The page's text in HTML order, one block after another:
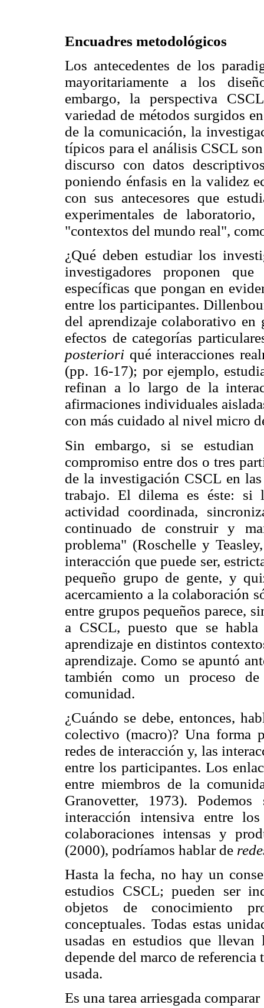
Encuadres metodológicos
Los antecedentes de los
mayoritariamente a los
embargo, la perspectiva
variedad de métodos surgidos
de la comunicación, la
típicos para el análisis CSCL
discurso con datos
poniendo énfasis en la validez
con sus antecesores que
experimentales de
"contextos del mundo real",
¿Qué deben estudiar los
investigadores proponen
específicas que pongan en
entre los participantes.
del aprendizaje colaborativo en
efectos de categorías
posteriori qué interacciones
(pp. 16-17); por ejemplo,
refinan a lo largo de la
afirmaciones individuales
con más cuidado al nivel micro
Sin embargo, si se
compromiso entre dos o tres
de la investigación CSCL en
trabajo. El dilema es éste: si
actividad coordinada,
continuado de construir y
problema" (Roschelle y
interacción que puede ser,
pequeño grupo de gente, y
acercamiento a la colaboración
entre grupos pequeños parece,
a CSCL, puesto que se
aprendizaje en distintos
aprendizaje. Como se apuntó
también como un proceso
comunidad.
¿Cuándo se debe, entonces,
colectivo (macro)? Una forma
redes de interacción y, las
entre los participantes. Los
entre miembros de la
Granovetter, 1973).
interacción intensiva entre
colaboraciones intensas y
(2000), podríamos hablar de
Hasta la fecha, no hay un
estudios CSCL; pueden ser
objetos de conocimiento
conceptuales. Todas estas
usadas en estudios que
depende del marco de
usada.
Es una tarea arriesgada